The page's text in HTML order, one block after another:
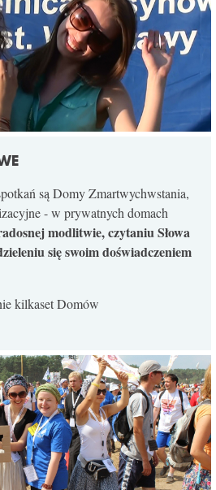
są Domy Zmartwychwstania,
- w prywatnych domach
modlitwie, czytaniu Słowa
się swoim doświadczeniem
kilkaset Domów